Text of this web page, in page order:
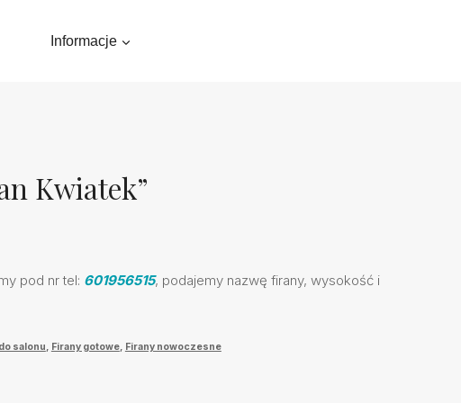
Informacje
Kwiatek”
pod nr tel: 601956515, podajemy nazwę firany, wysokość i
salonu Firany gotowe, Firany nowoczesne